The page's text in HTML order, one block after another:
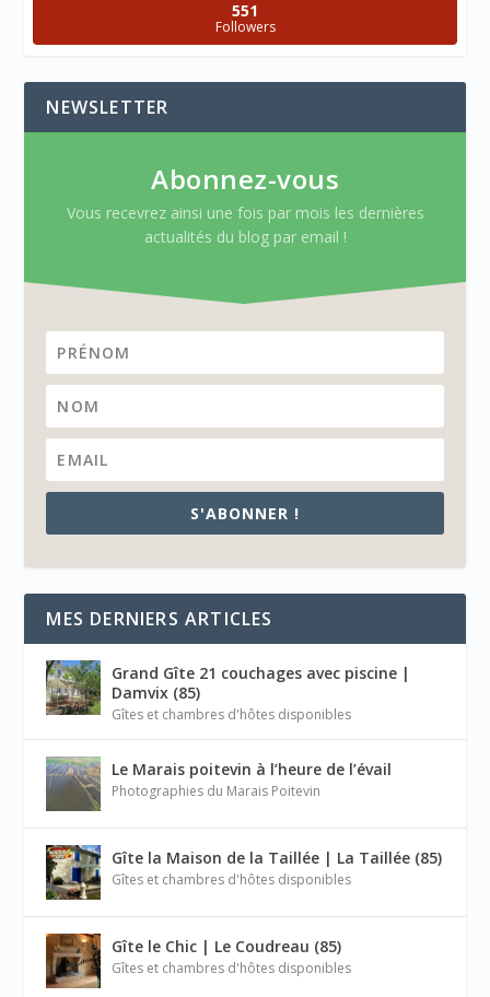
551
Followers
NEWSLETTER
Abonnez-vous
Vous recevrez ainsi une fois par mois les dernières
actualités du blog par email !
S'ABONNER !
MES DERNIERS ARTICLES
Grand Gîte 21 couchages avec piscine |
Damvix (85)
Gîtes et chambres d'hôtes disponibles
Le Marais poitevin à l’heure de l’évail
Photographies du Marais Poitevin
Gîte la Maison de la Taillée | La Taillée (85)
Gîtes et chambres d'hôtes disponibles
Gîte le Chic | Le Coudreau (85)
Gîtes et chambres d'hôtes disponibles